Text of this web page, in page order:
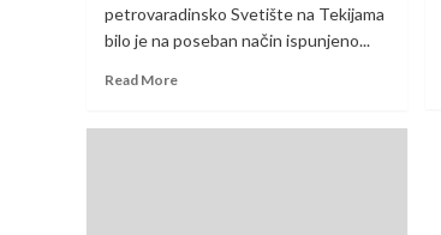
petrovaradinsko Svetište na Tekijama
bilo je na poseban način ispunjeno...
Read More